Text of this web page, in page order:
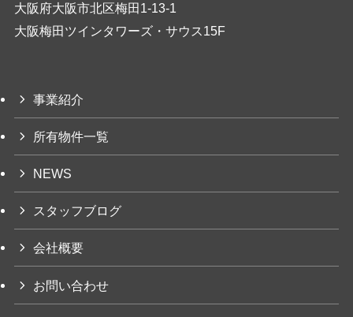
大阪府大阪市北区梅田1-13-1
大阪梅田ツインタワーズ・サウス15F
事業紹介
所有物件一覧
NEWS
スタッフブログ
会社概要
お問い合わせ